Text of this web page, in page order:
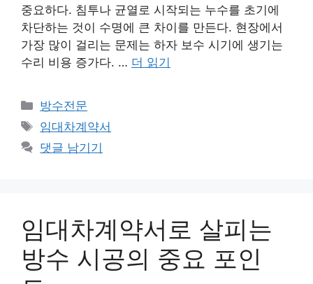
중요하다. 침투나 균열로 시작되는 누수를 초기에
차단하는 것이 수명에 큰 차이를 만든다. 현장에서
가장 많이 걸리는 문제는 하자 보수 시기에 생기는
수리 비용 증가다. … 더 읽기
카
테
리
방수전문
태
그
임대차계약서
댓글 남기기
임대차계약서로 살피는
방수 시공의 중요 포인